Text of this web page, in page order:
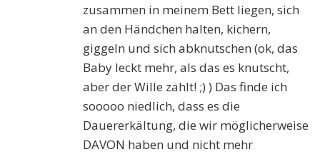
zusammen in meinem Bett liegen, sich
an den Händchen halten, kichern,
giggeln und sich abknutschen (ok, das
Baby leckt mehr, als das es knutscht,
aber der Wille zählt! ;) ) Das finde ich
sooooo niedlich, dass es die
Dauererkältung, die wir möglicherweise
DAVON haben und nicht mehr